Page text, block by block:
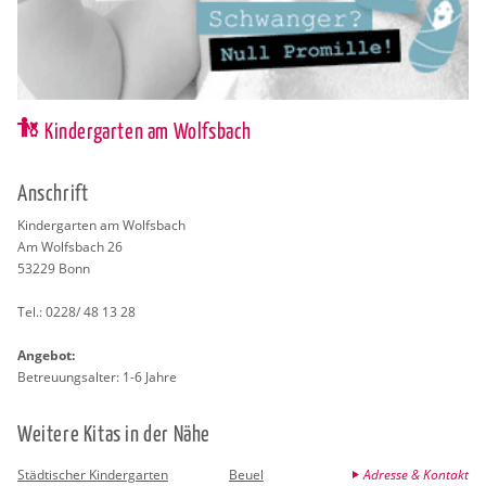
Kindergarten am Wolfsbach
An­schrift
Kin­der­gar­ten am Wolfs­bach
Am Wolfs­bach 26
53229 Bonn
Tel.:0228/ 48 13 28
An­ge­bot:
Be­treu­ungs­al­ter: 1-6 Jahre
Wei­te­re Kitas in der Nähe
Städtischer Kindergarten Beuel Adresse & Kontakt